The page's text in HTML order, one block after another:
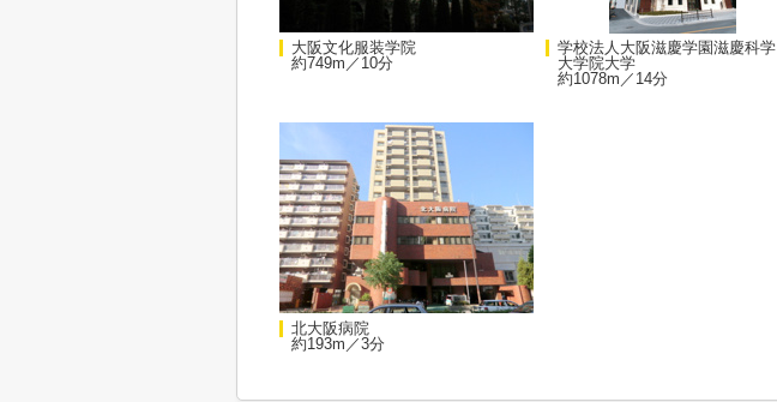
大阪文化服装学院
約749m／10分
学校法人大阪滋慶学園滋慶科学
大学院大学
約1078m／14分
北大阪病院
約193m／3分